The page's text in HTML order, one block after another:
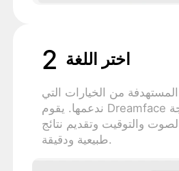
2 اختر اللغة
المستهدفة من الخيارات التي
ندعمها. يقوم Dreamface تلقائيًا بمعالجة
والتوقيت وتقديم نتائج
طبيعية ودقيقة.